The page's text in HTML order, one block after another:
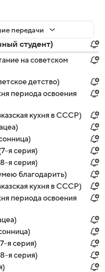
передачи
студент)
на советском
детство)
периода освоения
кухня в СССР)
я серия)
я серия)
благодарить)
кухня в СССР)
периода освоения
я серия)
я серия)